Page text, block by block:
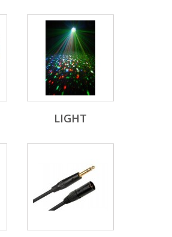
LIGHT